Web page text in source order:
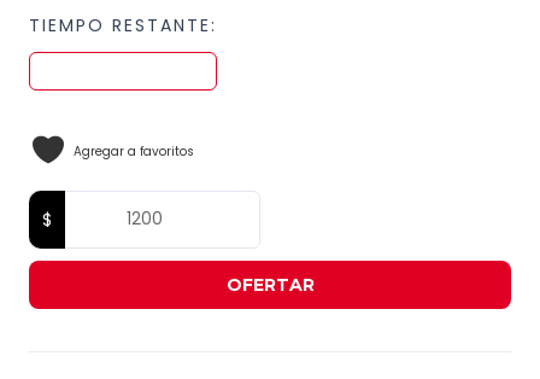
TIEMPO RESTANTE:
Agregar a favoritos
OFERTAR